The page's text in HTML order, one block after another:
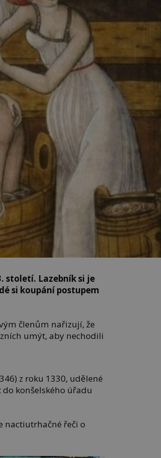
století. Lazebník si je
si koupání postupem
členům nařizují, že
umýt, aby nechodili
z roku 1330, udělené
konšelského úřadu
nactiutrhačné řeči o